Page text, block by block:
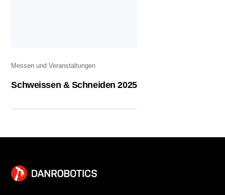
Messen und Veranstaltungen
Schweissen & Schneiden 2025